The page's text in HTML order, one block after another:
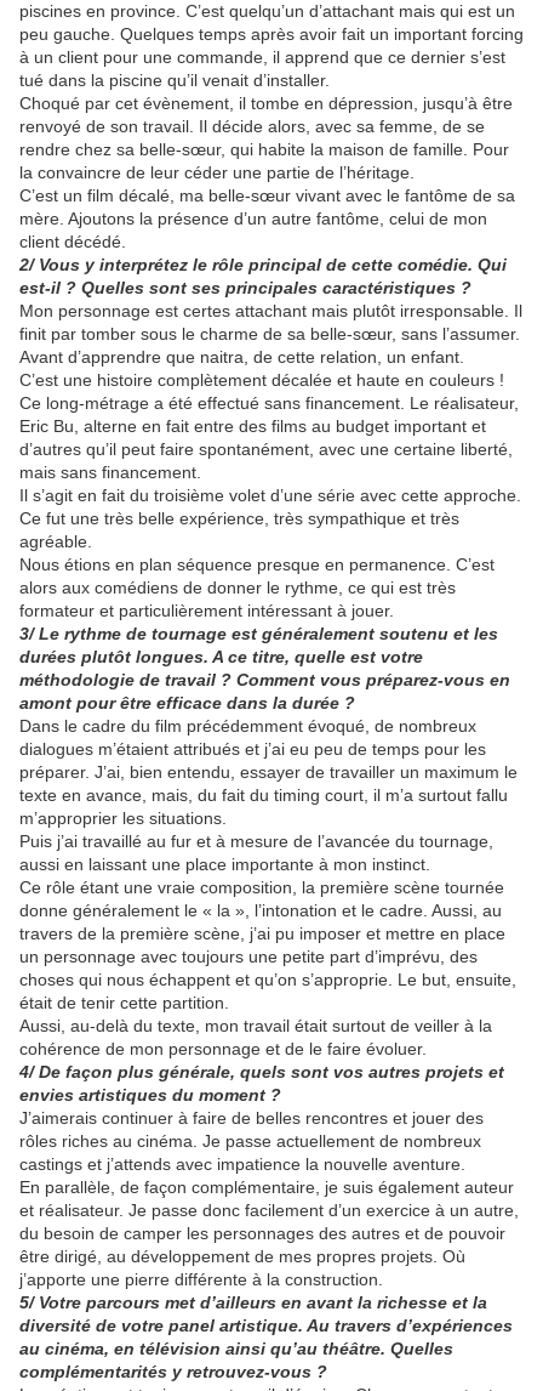
piscines en province. C’est quelqu’un d’attachant mais qui est un
peu gauche. Quelques temps après avoir fait un important forcing
à un client pour une commande, il apprend que ce dernier s’est
tué dans la piscine qu’il venait d’installer.
Choqué par cet évènement, il tombe en dépression, jusqu’à être
renvoyé de son travail. Il décide alors, avec sa femme, de se
rendre chez sa belle-sœur, qui habite la maison de famille. Pour
la convaincre de leur céder une partie de l’héritage.
C’est un film décalé, ma belle-sœur vivant avec le fantôme de sa
mère. Ajoutons la présence d’un autre fantôme, celui de mon
client décédé.
2/ Vous y interprétez le rôle principal de cette comédie. Qui
est-il ? Quelles sont ses principales caractéristiques ?
Mon personnage est certes attachant mais plutôt irresponsable. Il
finit par tomber sous le charme de sa belle-sœur, sans l’assumer.
Avant d’apprendre que naitra, de cette relation, un enfant.
C’est une histoire complètement décalée et haute en couleurs !
Ce long-métrage a été effectué sans financement. Le réalisateur,
Eric Bu, alterne en fait entre des films au budget important et
d’autres qu’il peut faire spontanément, avec une certaine liberté,
mais sans financement.
Il s’agit en fait du troisième volet d’une série avec cette approche.
Ce fut une très belle expérience, très sympathique et très
agréable.
Nous étions en plan séquence presque en permanence. C’est
alors aux comédiens de donner le rythme, ce qui est très
formateur et particulièrement intéressant à jouer.
3/ Le rythme de tournage est généralement soutenu et les
durées plutôt longues. A ce titre, quelle est votre
méthodologie de travail ? Comment vous préparez-vous en
amont pour être efficace dans la durée ?
Dans le cadre du film précédemment évoqué, de nombreux
dialogues m’étaient attribués et j’ai eu peu de temps pour les
préparer. J’ai, bien entendu, essayer de travailler un maximum le
texte en avance, mais, du fait du timing court, il m’a surtout fallu
m’approprier les situations.
Puis j’ai travaillé au fur et à mesure de l’avancée du tournage,
aussi en laissant une place importante à mon instinct.
Ce rôle étant une vraie composition, la première scène tournée
donne généralement le « la », l’intonation et le cadre. Aussi, au
travers de la première scène, j’ai pu imposer et mettre en place
un personnage avec toujours une petite part d’imprévu, des
choses qui nous échappent et qu’on s’approprie. Le but, ensuite,
était de tenir cette partition.
Aussi, au-delà du texte, mon travail était surtout de veiller à la
cohérence de mon personnage et de le faire évoluer.
4/ De façon plus générale, quels sont vos autres projets et
envies artistiques du moment ?
J’aimerais continuer à faire de belles rencontres et jouer des
rôles riches au cinéma. Je passe actuellement de nombreux
castings et j’attends avec impatience la nouvelle aventure.
En parallèle, de façon complémentaire, je suis également auteur
et réalisateur. Je passe donc facilement d’un exercice à un autre,
du besoin de camper les personnages des autres et de pouvoir
être dirigé, au développement de mes propres projets. Où
j’apporte une pierre différente à la construction.
5/ Votre parcours met d’ailleurs en avant la richesse et la
diversité de votre panel artistique. Au travers d’expériences
au cinéma, en télévision ainsi qu’au théâtre. Quelles
complémentarités y retrouvez-vous ?